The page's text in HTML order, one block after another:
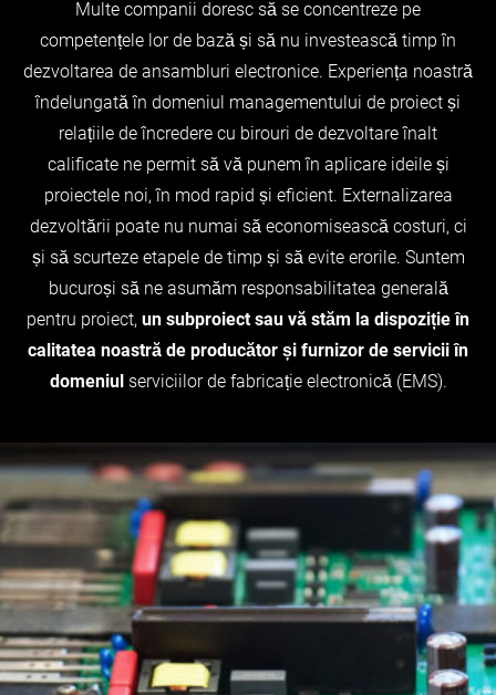
Multe companii doresc să se concentreze pe
competențele lor de bază și să nu investească timp în
dezvoltarea de ansambluri electronice. Experiența noastră
îndelungată în domeniul managementului de proiect și
relațiile de încredere cu birouri de dezvoltare înalt
calificate ne permit să vă punem în aplicare ideile și
proiectele noi, în mod rapid și eficient. Externalizarea
dezvoltării poate nu numai să economisească costuri, ci
și să scurteze etapele de timp și să evite erorile. Suntem
bucuroși să ne asumăm responsabilitatea generală
pentru proiect, un subproiect sau vă stăm la dispoziție în
calitatea noastră de producător și furnizor de servicii în
domeniulserviciilor de fabricație electronică (EMS).